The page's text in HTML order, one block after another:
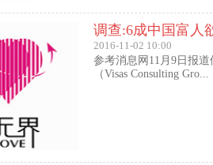
调查:6成中国富人
2016-11-02 10:00
参考消息网11月9日报
（Visas Consulting Gro...